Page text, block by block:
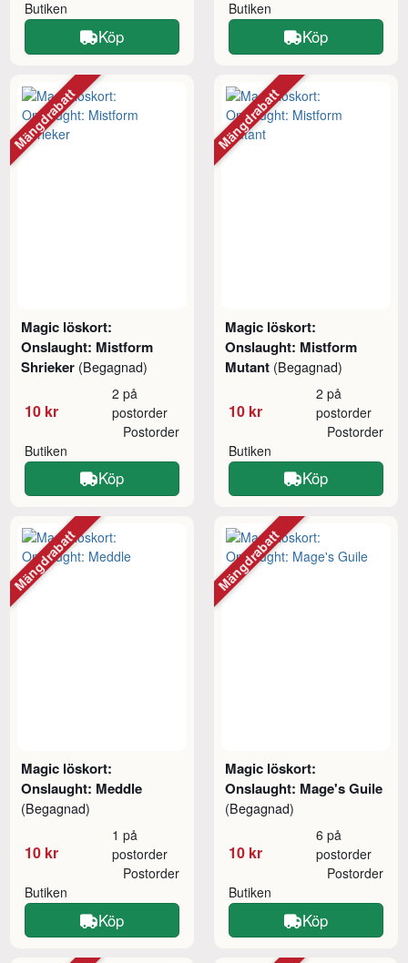
Butiken
Köp
Butiken
Köp
Magic löskort:
Onslaught: Mistform
Shrieker (Begagnad)
10 kr
2 på
postorder
Butiken
Postorder
Köp
Mängdrabatt
Magic löskort:
Onslaught: Mistform
Mutant (Begagnad)
10 kr
2 på
postorder
Butiken
Postorder
Köp
Mängdrabatt
Magic löskort:
Onslaught: Meddle
(Begagnad)
10 kr
1 på
postorder
Butiken
Postorder
Köp
Mängdrabatt
Magic löskort:
Onslaught: Mage's Guile
(Begagnad)
10 kr
6 på
postorder
Butiken
Postorder
Köp
Mängdrabatt